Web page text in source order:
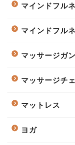
マインドフル
マインドフル
マッサージガン
マッサージチ
マットレス
ヨガ